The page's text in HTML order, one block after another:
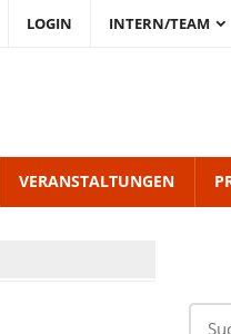
LOGIN INTERN/TEAM
VERANSTALTUNGEN